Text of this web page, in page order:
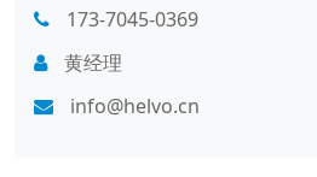
173-7045-0369
黄经理
info@helvo.cn